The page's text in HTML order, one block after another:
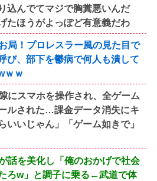
込んでてマジで胸糞悪いんだ
たほうがよっぽど有意義だわ
局！プロレスラー風の見た目で
び、部下を鬱病で何人も潰して
ｗｗ
にスマホを操作され、全ゲーム
ルされた…課金データ消失にキ
いいじゃん」「ゲーム如きで」
話を美化し「俺のおかげで社会
ろw」と調子に乗る←武道で体